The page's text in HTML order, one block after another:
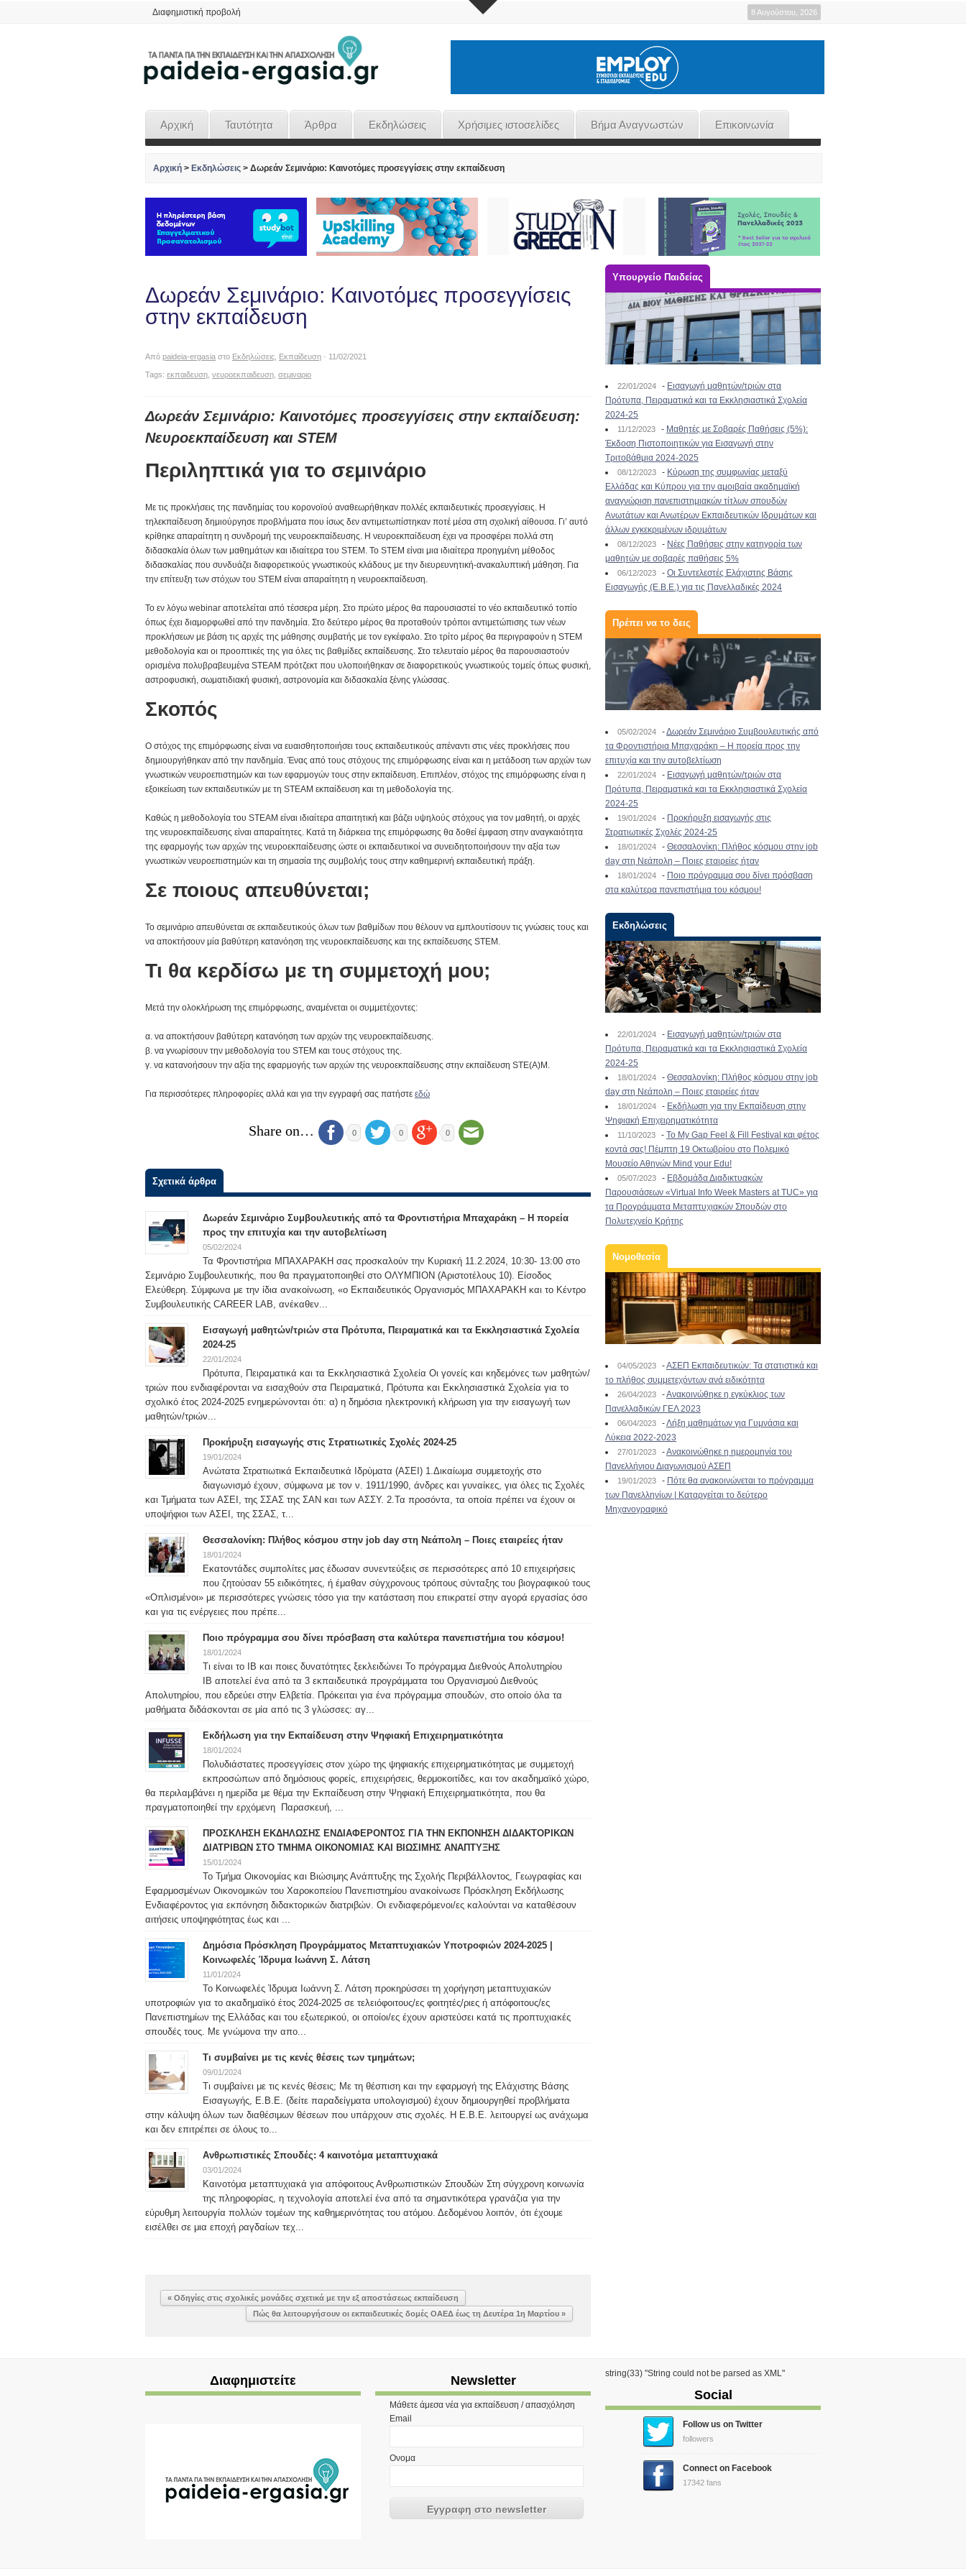
Διαφημιστική προβολή 8 Αυγούστου, 2026
Αρχική Ταυτότητα Άρθρα Εκδηλώσεις Χρήσιμες ιστοσελίδες Βήμα Αναγνωστών Επικοινωνία
Αρχική > Εκδηλώσεις > Δωρεάν Σεμινάριο: Καινοτόμες προσεγγίσεις στην εκπαίδευση
Δωρεάν Σεμινάριο: Καινοτόμες προσεγγίσεις
στην εκπαίδευση
Από paideia-ergasia στο Εκδηλώσεις Εκπαίδευση · 11/02/2021
Tags: εκπαιδευση νευροεκπαιδευση σεμιναριο
Δωρεάν Σεμινάριο: Καινοτόμες προσεγγίσεις στην εκπαίδευση:
Νευροεκπαίδευση και STEM
Περιληπτικά για το σεμινάριο
Με τις προκλήσεις της πανδημίας του κορονοϊού αναθεωρήθηκαν πολλές εκπαιδευτικές προσεγγίσεις. Η
τηλεκπαίδευση δημιούργησε προβλήματα που ίσως δεν αντιμετωπίστηκαν ποτέ μέσα στη σχολική αίθουσα. Γι’ αυτό
κρίθηκε απαραίτητη η συνδρομή της νευροεκπαίδευσης. Η νευροεκπαίδευση έχει να προσφέρει πολλά στη
διδασκαλία όλων των μαθημάτων και ιδιαίτερα του STEM. Το STEM είναι μια ιδιαίτερα προηγμένη μέθοδος
διδασκαλίας που συνδυάζει διαφορετικούς γνωστικούς κλάδους με την διευρευνητική-ανακαλυπτική μάθηση. Για
την επίτευξη των στόχων του STEM είναι απαραίτητη η νευροεκπαίδευση.
Το εν λόγω webinar αποτελείται από τέσσερα μέρη. Στο πρώτο μέρος θα παρουσιαστεί το νέο εκπαιδευτικό τοπίο
όπως έχει διαμορφωθεί από την πανδημία. Στο δεύτερο μέρος θα προταθούν τρόποι αντιμετώπισης των νέων
προκλήσεων με βάση τις αρχές της μάθησης συμβατής με τον εγκέφαλο. Στο τρίτο μέρος θα περιγραφούν η STEM
μεθοδολογία και οι προοπτικές της για όλες τις βαθμίδες εκπαίδευσης. Στο τελευταίο μέρος θα παρουσιαστούν
ορισμένα πολυβραβευμένα STEAM πρότζεκτ που υλοποιήθηκαν σε διαφορετικούς γνωστικούς τομείς όπως φυσική,
αστροφυσική, σωματιδιακή φυσική, αστρονομία και διδασκαλία ξένης γλώσσας.
Σκοπός
Ο στόχος της επιμόρφωσης είναι να ευαισθητοποιήσει τους εκπαιδευτικούς απέναντι στις νέες προκλήσεις που
δημιουργήθηκαν από την πανδημία. Ένας από τους στόχους της επιμόρφωσης είναι και η μετάδοση των αρχών των
γνωστικών νευροεπιστημών και των εφαρμογών τους στην εκπαίδευση. Επιπλέον, στόχος της επιμόρφωσης είναι η
εξοικείωση των εκπαιδευτικών με τη STEAM εκπαίδευση και τη μεθοδολογία της.
Καθώς η μεθοδολογία του STEAM είναι ιδιαίτερα απαιτητική και βάζει υψηλούς στόχους για τον μαθητή, οι αρχές
της νευροεκπαίδευσης είναι απαραίτητες. Κατά τη διάρκεια της επιμόρφωσης θα δοθεί έμφαση στην αναγκαιότητα
της εφαρμογής των αρχών της νευροεκπαίδευσης ώστε οι εκπαιδευτικοί να συνειδητοποιήσουν την αξία των
γνωστικών νευροεπιστημών και τη σημασία της συμβολής τους στην καθημερινή εκπαιδευτική πράξη.
Σε ποιους απευθύνεται;
Το σεμινάριο απευθύνεται σε εκπαιδευτικούς όλων των βαθμίδων που θέλουν να εμπλουτίσουν τις γνώσεις τους και
να αποκτήσουν μία βαθύτερη κατανόηση της νευροεκπαίδευσης και της εκπαίδευσης STEM.
Τι θα κερδίσω με τη συμμετοχή μου;
Μετά την ολοκλήρωση της επιμόρφωσης, αναμένεται οι συμμετέχοντες:
α. να αποκτήσουν βαθύτερη κατανόηση των αρχών της νευροεκπαίδευσης.
β. να γνωρίσουν την μεθοδολογία του STEM και τους στόχους της.
γ. να κατανοήσουν την αξία της εφαρμογής των αρχών της νευροεκπαίδευσης στην εκπαίδευση STE(Α)M.
Για περισσότερες πληροφορίες αλλά και για την εγγραφή σας πατήστε εδώ
Share on… 0 0 0
Σχετικά άρθρα
Δωρεάν Σεμινάριο Συμβουλευτικής από τα Φροντιστήρια Μπαχαράκη – Η πορεία
προς την επιτυχία και την αυτοβελτίωση
05/02/2024
Τα Φροντιστήρια ΜΠΑΧΑΡΑΚΗ σας προσκαλούν την Κυριακή 11.2.2024, 10:30- 13:00 στο
Σεμινάριο Συμβουλευτικής, που θα πραγματοποιηθεί στο ΟΛΥΜΠΙΟΝ (Αριστοτέλους 10). Είσοδος
Ελεύθερη. Σύμφωνα με την ίδια ανακοίνωση, «ο Εκπαιδευτικός Οργανισμός ΜΠΑΧΑΡΑΚΗ και το Κέντρο
Συμβουλευτικής CAREER LAB, ανέκαθεν...
Εισαγωγή μαθητών/τριών στα Πρότυπα, Πειραματικά και τα Εκκλησιαστικά Σχολεία
2024-25
22/01/2024
Πρότυπα, Πειραματικά και τα Εκκλησιαστικά Σχολεία Οι γονείς και κηδεμόνες των μαθητών/
τριών που ενδιαφέρονται να εισαχθούν στα Πειραματικά, Πρότυπα και Εκκλησιαστικά Σχολεία για το
σχολικό έτος 2024-2025 ενημερώνονται ότι: α) η δημόσια ηλεκτρονική κλήρωση για την εισαγωγή των
μαθητών/τριών...
Προκήρυξη εισαγωγής στις Στρατιωτικές Σχολές 2024-25
19/01/2024
Ανώτατα Στρατιωτικά Εκπαιδευτικά Ιδρύματα (ΑΣΕΙ) 1.Δικαίωμα συμμετοχής στο
διαγωνισμό έχουν, σύμφωνα με τον ν. 1911/1990, άνδρες και γυναίκες, για όλες τις Σχολές
και Τμήματα των ΑΣΕΙ, της ΣΣΑΣ της ΣΑΝ και των ΑΣΣΥ. 2.Τα προσόντα, τα οποία πρέπει να έχουν οι
υποψήφιοι των ΑΣΕΙ, της ΣΣΑΣ, τ...
Θεσσαλονίκη: Πλήθος κόσμου στην job day στη Νεάπολη – Ποιες εταιρείες ήταν
18/01/2024
Εκατοντάδες συμπολίτες μας έδωσαν συνεντεύξεις σε περισσότερες από 10 επιχειρήσεις
που ζητούσαν 55 ειδικότητες, ή έμαθαν σύγχρονους τρόπους σύνταξης του βιογραφικού τους
«Οπλισμένοι» με περισσότερες γνώσεις τόσο για την κατάσταση που επικρατεί στην αγορά εργασίας όσο
και για τις ενέργειες που πρέπε...
Ποιο πρόγραμμα σου δίνει πρόσβαση στα καλύτερα πανεπιστήμια του κόσμου!
18/01/2024
Τι είναι το IB και ποιες δυνατότητες ξεκλειδώνει Το πρόγραμμα Διεθνούς Απολυτηρίου
IB αποτελεί ένα από τα 3 εκπαιδευτικά προγράμματα του Οργανισμού Διεθνούς
Απολυτηρίου, που εδρεύει στην Ελβετία. Πρόκειται για ένα πρόγραμμα σπουδών, στο οποίο όλα τα
μαθήματα διδάσκονται σε μία από τις 3 γλώσσες: αγ...
Εκδήλωση για την Εκπαίδευση στην Ψηφιακή Επιχειρηματικότητα
18/01/2024
Πολυδιάστατες προσεγγίσεις στον χώρο της ψηφιακής επιχειρηματικότητας με συμμετοχή
εκπροσώπων από δημόσιους φορείς, επιχειρήσεις, θερμοκοιτίδες, και τον ακαδημαϊκό χώρο,
θα περιλαμβάνει η ημερίδα με θέμα την Εκπαίδευση στην Ψηφιακή Επιχειρηματικότητα, που θα
πραγματοποιηθεί την ερχόμενη Παρασκευή, ...
ΠΡΟΣΚΛΗΣΗ ΕΚΔΗΛΩΣΗΣ ΕΝΔΙΑΦΕΡΟΝΤΟΣ ΓΙΑ ΤΗΝ ΕΚΠΟΝΗΣΗ ΔΙΔΑΚΤΟΡΙΚΩΝ
ΔΙΑΤΡΙΒΩΝ ΣΤΟ ΤΜΗΜΑ ΟΙΚΟΝΟΜΙΑΣ ΚΑΙ ΒΙΩΣΙΜΗΣ ΑΝΑΠΤΥΞΗΣ
15/01/2024
Το Τμήμα Οικονομίας και Βιώσιμης Ανάπτυξης της Σχολής Περιβάλλοντος, Γεωγραφίας και
Εφαρμοσμένων Οικονομικών του Χαροκοπείου Πανεπιστημίου ανακοίνωσε Πρόσκληση Εκδήλωσης
Ενδιαφέροντος για εκπόνηση διδακτορικών διατριβών. Οι ενδιαφερόμενοι/ες καλούνται να καταθέσουν
αιτήσεις υποψηφιότητας έως και ...
Δημόσια Πρόσκληση Προγράμματος Μεταπτυχιακών Υποτροφιών 2024-2025 |
Κοινωφελές Ίδρυμα Ιωάννη Σ. Λάτση
11/01/2024
Το Κοινωφελές Ίδρυμα Ιωάννη Σ. Λάτση προκηρύσσει τη χορήγηση μεταπτυχιακών
υποτροφιών για το ακαδημαϊκό έτος 2024-2025 σε τελειόφοιτους/ες φοιτητές/ριες ή απόφοιτους/ες
Πανεπιστημίων της Ελλάδας και του εξωτερικού, οι οποίοι/ες έχουν αριστεύσει κατά τις προπτυχιακές
σπουδές τους. Με γνώμονα την απο...
Τι συμβαίνει με τις κενές θέσεις των τμημάτων;
09/01/2024
Τι συμβαίνει με τις κενές θέσεις; Με τη θέσπιση και την εφαρμογή της Ελάχιστης Βάσης
Εισαγωγής, Ε.Β.Ε. (δείτε παραδείγματα υπολογισμού) έχουν δημιουργηθεί προβλήματα
στην κάλυψη όλων των διαθέσιμων θέσεων που υπάρχουν στις σχολές. Η Ε.Β.Ε. λειτουργεί ως ανάχωμα
και δεν επιτρέπει σε όλους το...
Ανθρωπιστικές Σπουδές: 4 καινοτόμα μεταπτυχιακά
03/01/2024
Καινοτόμα μεταπτυχιακά για απόφοιτους Ανθρωπιστικών Σπουδών Στη σύγχρονη κοινωνία
της πληροφορίας, η τεχνολογία αποτελεί ένα από τα σημαντικότερα γρανάζια για την
εύρυθμη λειτουργία πολλών τομέων της καθημερινότητας του ατόμου. Δεδομένου λοιπόν, ότι έχουμε
εισέλθει σε μια εποχή ραγδαίων τεχ...
« Οδηγίες στις σχολικές μονάδες σχετικά με την εξ αποστάσεως εκπαίδευση
Πώς θα λειτουργήσουν οι εκπαιδευτικές δομές ΟΑΕΔ έως τη Δευτέρα 1η Μαρτίου »
Υπουργείο Παιδείας
22/01/2024 - Εισαγωγή μαθητών/τριών στα
Πρότυπα, Πειραματικά και τα Εκκλησιαστικά Σχολεία
2024-25
11/12/2023 - Μαθητές με Σοβαρές Παθήσεις (5%):
Έκδοση Πιστοποιητικών για Εισαγωγή στην
Τριτοβάθμια 2024-2025
08/12/2023 - Κύρωση της συμφωνίας μεταξύ
Ελλάδας και Κύπρου για την αμοιβαία ακαδημαϊκή
αναγνώριση πανεπιστημιακών τίτλων σπουδών
Ανωτάτων και Ανωτέρων Εκπαιδευτικών Ιδρυμάτων και
άλλων εγκεκριμένων ιδρυμάτων
08/12/2023 - Νέες Παθήσεις στην κατηγορία των
μαθητών με σοβαρές παθήσεις 5%
06/12/2023 - Οι Συντελεστές Ελάχιστης Βάσης
Εισαγωγής (Ε.Β.Ε.) για τις Πανελλαδικές 2024
Πρέπει να το δεις
05/02/2024 -Δωρεάν Σεμινάριο Συμβουλευτικής από
τα Φροντιστήρια Μπαχαράκη – Η πορεία προς την
επιτυχία και την αυτοβελτίωση
22/01/2024 - Εισαγωγή μαθητών/τριών στα
Πρότυπα, Πειραματικά και τα Εκκλησιαστικά Σχολεία
2024-25
19/01/2024 - Προκήρυξη εισαγωγής στις
Στρατιωτικές Σχολές 2024-25
18/01/2024 - Θεσσαλονίκη: Πλήθος κόσμου στην job
day στη Νεάπολη – Ποιες εταιρείες ήταν
18/01/2024 - Ποιο πρόγραμμα σου δίνει πρόσβαση
στα καλύτερα πανεπιστήμια του κόσμου!
Εκδηλώσεις
22/01/2024 - Εισαγωγή μαθητών/τριών στα
Πρότυπα, Πειραματικά και τα Εκκλησιαστικά Σχολεία
2024-25
18/01/2024 - Θεσσαλονίκη: Πλήθος κόσμου στην job
day στη Νεάπολη – Ποιες εταιρείες ήταν
18/01/2024 - Εκδήλωση για την Εκπαίδευση στην
Ψηφιακή Επιχειρηματικότητα
11/10/2023 - To My Gap Feel & Fill Festival και φέτος
κοντά σας! Πέμπτη 19 Οκτωβρίου στο Πολεμικό
Μουσείο Αθηνών Mind your Edu!
05/07/2023 - Εβδομάδα Διαδικτυακών
Παρουσιάσεων «Virtual Info Week Masters at TUC» για
τα Προγράμματα Μεταπτυχιακών Σπουδών στο
Πολυτεχνείο Κρήτης
Νομοθεσία
04/05/2023 -ΑΣΕΠ Εκπαιδευτικών: Τα στατιστικά και
το πλήθος συμμετεχόντων ανά ειδικότητα
26/04/2023 -Ανακοινώθηκε η εγκύκλιος των
Πανελλαδικών ΓΕΛ 2023
06/04/2023 -Λήξη μαθημάτων για Γυμνάσια και
Λύκεια 2022-2023
27/01/2023 -Ανακοινώθηκε η ημερομηνία του
Πανελλήνιου Διαγωνισμού ΑΣΕΠ
19/01/2023 - Πότε θα ανακοινώνεται το πρόγραμμα
των Πανελληνίων | Καταργείται το δεύτερο
Μηχανογραφικό
Διαφημιστείτε Newsletter
Μάθετε άμεσα νέα για εκπαίδευση / απασχόληση
Email
Ονομα
string(33) "String could not be parsed as XML"
Social
Follow us on Twitter
followers
Connect on Facebook
17342 fans